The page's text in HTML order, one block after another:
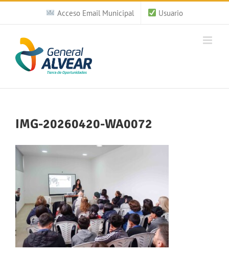
Saltar
contenido
Acceso Email Municipal Usuario
IMG-20260420-WA0072